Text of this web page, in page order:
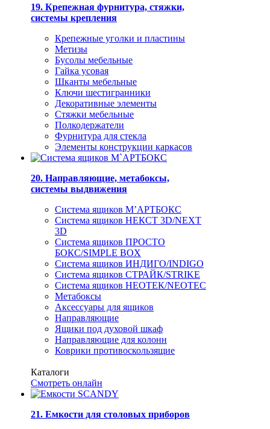
19. Крепежная фурнитура, стяжки,
системы крепления
Крепежные уголки и пластины
Метизы
Бусолы мебельные
Гайка усовая
Шканты мебельные
Ключи шестигранники
Декоративные элементы
Стяжки мебельные
Полкодержатели
Фурнитура для стекла
Элементы конструкции каркасов
20. Направляющие, метабоксы,
системы выдвижения
Система ящиков М’АРТБОКС
Система ящиков НЕКСТ 3D/NEXT
3D
Система ящиков ПРОСТО
БОКС/SIMPLE BOX
Система ящиков ИНДИГО/INDIGO
Система ящиков СТРАЙК/STRIKE
Система ящиков НЕОТЕК/NEOTEC
Метабоксы
Аксессуары для ящиков
Направляющие
Ящики под духовой шкаф
Направляющие для колонн
Коврики противоскользящие
Каталоги
Смотреть онлайн
21. Емкости для столовых приборов